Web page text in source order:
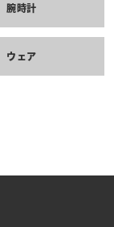
腕時計
ウェア